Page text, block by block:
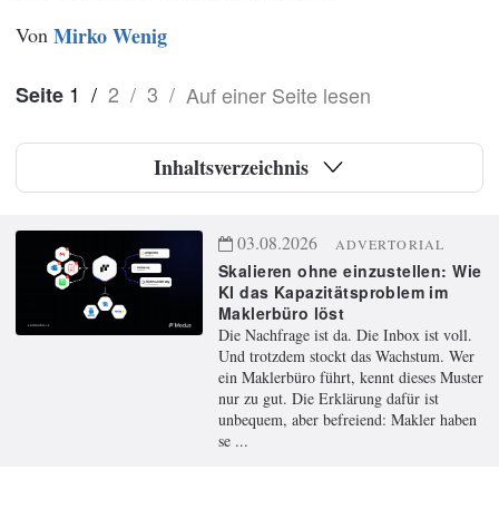
Von Mirko Wenig
Seite 1 / 2 / 3 / Auf einer Seite lesen
Inhaltsverzeichnis
03.08.2026 ADVERTORIAL
Skalieren ohne einzustellen: Wie
KI das Kapazitätsproblem im
Maklerbüro löst
Die Nachfrage ist da. Die Inbox ist voll.
Und trotzdem stockt das Wachstum. Wer
ein Maklerbüro führt, kennt dieses Muster
nur zu gut. Die Erklärung dafür ist
unbequem, aber befreiend: Makler haben
se ...